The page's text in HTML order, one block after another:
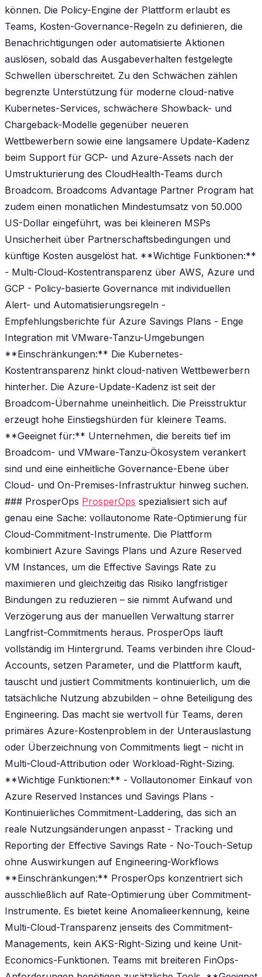
können. Die Policy-Engine der Plattform erlaubt es
Teams, Kosten-Governance-Regeln zu definieren, die
Benachrichtigungen oder automatisierte Aktionen
auslösen, sobald das Ausgabeverhalten festgelegte
Schwellen überschreitet. Zu den Schwächen zählen
begrenzte Unterstützung für moderne cloud-native
Kubernetes-Services, schwächere Showback- und
Chargeback-Modelle gegenüber neueren
Wettbewerbern sowie eine langsamere Update-Kadenz
beim Support für GCP- und Azure-Assets nach der
Umstrukturierung des CloudHealth-Teams durch
Broadcom. Broadcoms Advantage Partner Program hat
zudem einen monatlichen Mindestumsatz von 50.000
US-Dollar eingeführt, was bei kleineren MSPs
Unsicherheit über Partnerschaftsbedingungen und
künftige Kosten ausgelöst hat. **Wichtige Funktionen:**
- Multi-Cloud-Kostentransparenz über AWS, Azure und
GCP - Policy-basierte Governance mit individuellen
Alert- und Automatisierungsregeln -
Empfehlungsberichte für Azure Savings Plans - Enge
Integration mit VMware-Tanzu-Umgebungen
**Einschränkungen:** Die Kubernetes-
Kostentransparenz hinkt cloud-nativen Wettbewerbern
hinterher. Die Azure-Update-Kadenz ist seit der
Broadcom-Übernahme uneinheitlich. Die Preisstruktur
erzeugt hohe Einstiegshürden für kleinere Teams.
**Geeignet für:** Unternehmen, die bereits tief im
Broadcom- und VMware-Tanzu-Ökosystem verankert
sind und eine einheitliche Governance-Ebene über
Cloud- und On-Premises-Infrastruktur hinweg suchen.
### ProsperOps ProsperOps spezialisiert sich auf
genau eine Sache: vollautonome Rate-Optimierung für
Cloud-Commitment-Instrumente. Die Plattform
kombiniert Azure Savings Plans und Azure Reserved
VM Instances, um die Effective Savings Rate zu
maximieren und gleichzeitig das Risiko langfristiger
Bindungen zu reduzieren – sie nimmt Aufwand und
Verzögerung aus der manuellen Verwaltung starrer
Langfrist-Commitments heraus. ProsperOps läuft
vollständig im Hintergrund. Teams verbinden ihre Cloud-
Accounts, setzen Parameter, und die Plattform kauft,
tauscht und justiert Commitments kontinuierlich, um die
tatsächliche Nutzung abzubilden – ohne Beteiligung des
Engineering. Das macht sie wertvoll für Teams, deren
primäres Azure-Kostenproblem in der Unterauslastung
oder Überzeichnung von Commitments liegt – nicht in
Multi-Cloud-Attribution oder Workload-Right-Sizing.
**Wichtige Funktionen:** - Vollautonomer Einkauf von
Azure Reserved Instances und Savings Plans -
Kontinuierliches Commitment-Laddering, das sich an
reale Nutzungsänderungen anpasst - Tracking und
Reporting der Effective Savings Rate - No-Touch-Setup
ohne Auswirkungen auf Engineering-Workflows
**Einschränkungen:** ProsperOps konzentriert sich
ausschließlich auf Rate-Optimierung über Commitment-
Instrumente. Es bietet keine Anomalieerkennung, keine
Multi-Cloud-Transparenz jenseits des Commitment-
Managements, kein AKS-Right-Sizing und keine Unit-
Economics-Funktionen. Teams mit breiteren FinOps-